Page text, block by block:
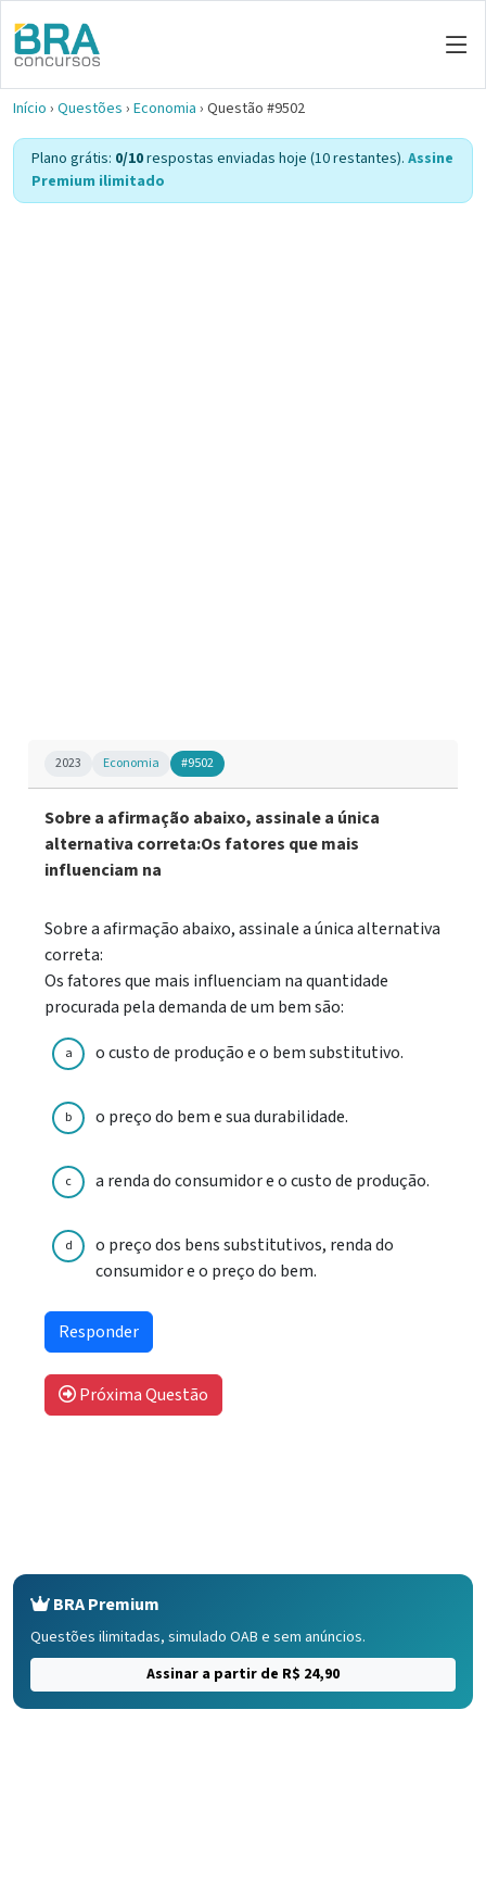
Início › Questões › Economia › Questão #9502
Plano grátis: 0/10respostas enviadas hoje (10 restantes). Assine
Premium ilimitado
2023 Economia #9502
Sobre a afirmação abaixo, assinale a única
alternativa correta:Os fatores que mais
influenciam na
Sobre a afirmação abaixo, assinale a única alternativa
correta:
Os fatores que mais influenciam na quantidade
procurada pela demanda de um bem são:
a o custo de produção e o bem substitutivo.
b o preço do bem e sua durabilidade.
c a renda do consumidor e o custo de produção.
d
o preço dos bens substitutivos, renda do
consumidor e o preço do bem.
Próxima Questão
BRA Premium
Questões ilimitadas, simulado OAB e sem anúncios.
Assinar a partir de R$ 24,90